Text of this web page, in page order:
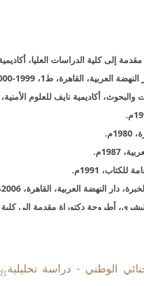
البشري، أطروحة دكتوراة مقدمة إلى
والجنائي، بحث مقدم إلى المنتدى
الوطني - دراسة تحليلية